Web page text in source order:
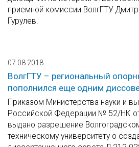
приемной комиссии ВолгГТУ
Гурулев.
07.08.2018
ВолгГТУ – региональный
пополнился еще одним
Приказом Министерства науки и
Российской Федерации № 52/НК от
выдано разрешение
техническому университету о